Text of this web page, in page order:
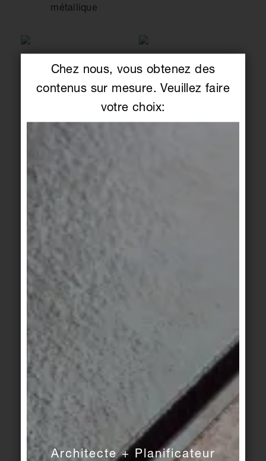
Chez nous, vous obtenez des
contenus sur mesure. Veuillez faire
votre choix:
Architecte + Planificateur
métallique
Amano
métallique
Amano
mélange taupe-
métallique
Amano
taupe
Amano
Area Pro
/Système
Finlande II
blanc sable
Area Pro Système
Finlande II
pierre
Area Pro/New
Market/ Système
Finlande II
caillou